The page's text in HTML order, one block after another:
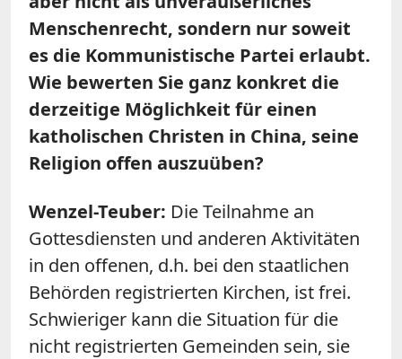
Menschenrecht, sondern nur soweit
es die Kommunistische Partei erlaubt.
Wie bewerten Sie ganz konkret die
derzeitige Möglichkeit für einen
katholischen Christen in China, seine
Religion offen auszuüben?
Wenzel-Teuber: Die Teilnahme an
Gottesdiensten und anderen Aktivitäten
in den offenen, d.h. bei den staatlichen
Behörden registrierten Kirchen, ist frei.
Schwieriger kann die Situation für die
nicht registrierten Gemeinden sein, sie